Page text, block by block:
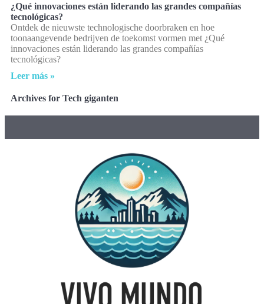
¿Qué innovaciones están liderando las grandes compañías
tecnológicas?
Ontdek de nieuwste technologische doorbraken en hoe
toonaangevende bedrijven de toekomst vormen met ¿Qué
innovaciones están liderando las grandes compañías
tecnológicas?
Leer más »
Archives for Tech giganten